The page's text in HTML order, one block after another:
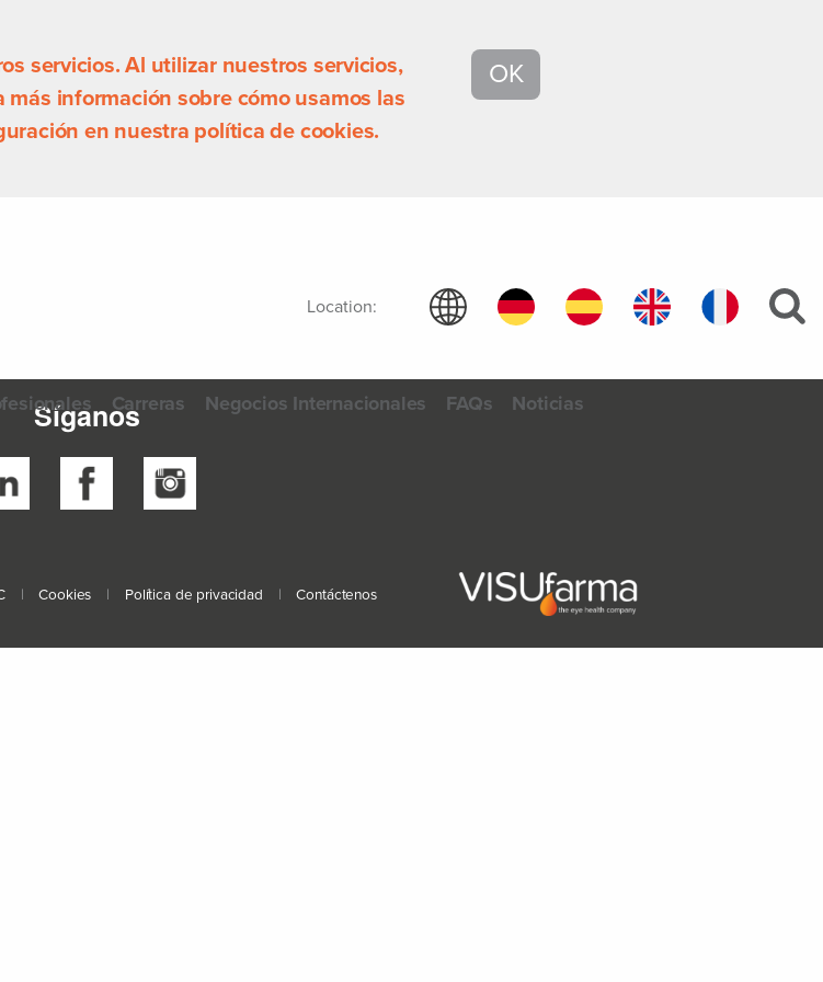
servicios. Al utilizar nuestros servicios,
información sobre cómo usamos las
en nuestra política de cookies.
OK
Location:
Carreras Negocios Internacionales FAQs Noticias
Síganos
| Cookies | Política de privacidad | Contáctenos